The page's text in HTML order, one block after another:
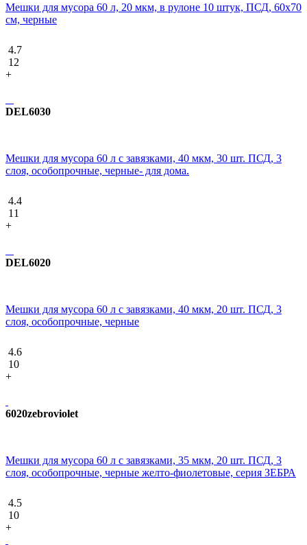
Мешки для мусора 60 л, 20 мкм, в рулоне 10 штук, ПСД, 60х70
см, черные
4.7
12
+
DEL6030
Мешки для мусора 60 л с завязками, 40 мкм, 30 шт. ПСД, 3
слоя, особопрочные, черные- для дома.
4.4
11
+
DEL6020
Мешки для мусора 60 л с завязками, 40 мкм, 20 шт. ПСД, 3
слоя, особопрочные, черные
4.6
10
+
6020zebroviolet
Мешки для мусора 60 л с завязками, 35 мкм, 20 шт. ПСД, 3
слоя, особопрочные, черные желто-фиолетовые, серия ЗЕБРА
4.5
10
+